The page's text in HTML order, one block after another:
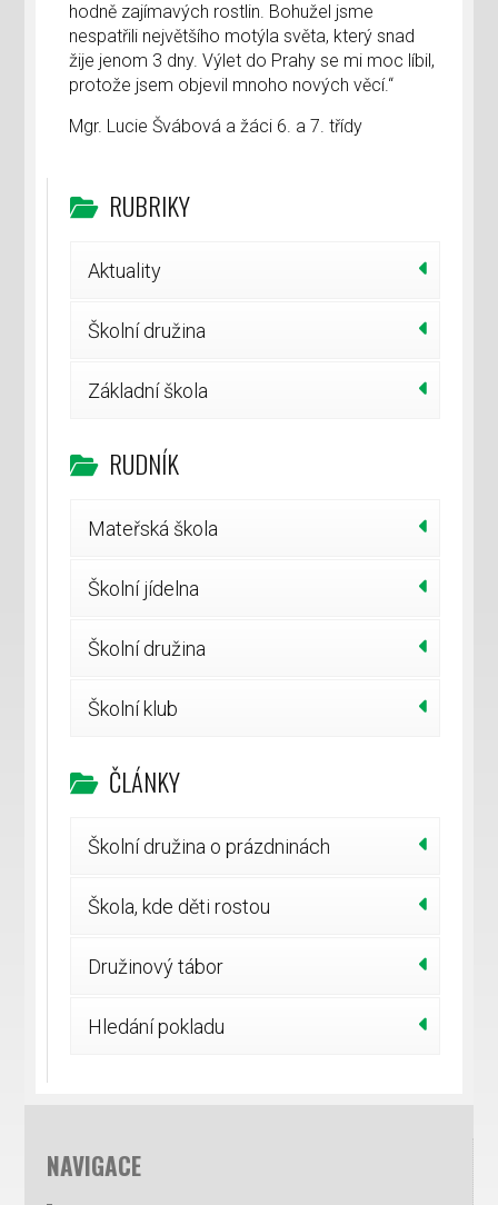
hodně zajímavých rostlin. Bohužel jsme
nespatřili největšího motýla světa, který snad
žije jenom 3 dny. Výlet do Prahy se mi moc líbil,
protože jsem objevil mnoho nových věcí.“
Mgr. Lucie Švábová a žáci 6. a 7. třídy
RUBRIKY
Aktuality
Školní družina
Základní škola
RUDNÍK
Mateřská škola
Školní jídelna
Školní družina
Školní klub
ČLÁNKY
Školní družina o prázdninách
Škola, kde děti rostou
Družinový tábor
Hledání pokladu
NAVIGACE